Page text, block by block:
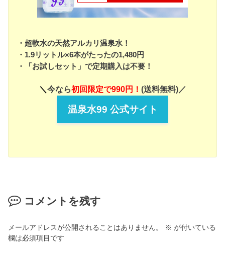
・超軟水の天然アルカリ温泉水！
・1.9リットル×6本がたったの1,480円
・「お試しセット」で定期購入は不要！
＼ 今なら初回限定で990円！ (送料無料)／
温泉水99 公式サイト
コメントを残す
メールアドレスが公開されることはありません。 ※ が付いている
欄は必須項目です